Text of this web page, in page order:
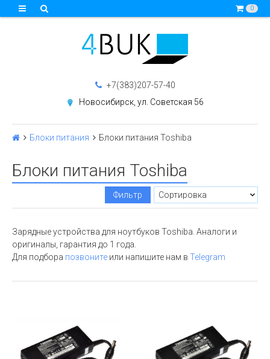
0
+7(383)207-57-40
Новосибирск, ул. Советская 56
Блоки питания Блоки питания Toshiba
Блоки питания Toshiba
Фильтр
Зарядные устройства для ноутбуков Toshiba. Аналоги и
оригиналы, гарантия до 1 года.
Для подбора позвоните или напишите нам в Telegram